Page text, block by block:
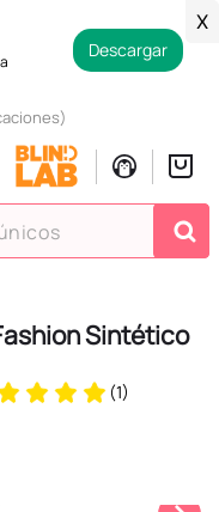
Descargar
X
Sintético
(1)